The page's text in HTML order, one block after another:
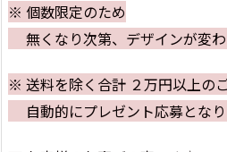
※ 個数限定のため
無くなり次第、デザインが変わ
※ 送料を除く合計 ２万円以上の
自動的にプレゼント応募となり